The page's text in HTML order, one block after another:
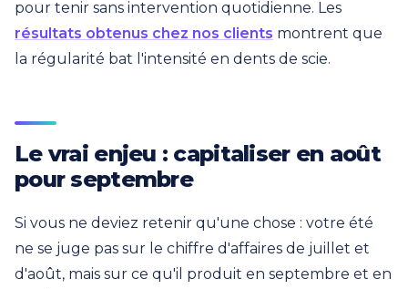
pour tenir sans intervention quotidienne. Les
résultats obtenus chez nos clients montrent que
la régularité bat l'intensité en dents de scie.
Le vrai enjeu : capitaliser en août
pour septembre
Si vous ne deviez retenir qu'une chose : votre été
ne se juge pas sur le chiffre d'affaires de juillet et
d'août, mais sur ce qu'il produit en septembre et en